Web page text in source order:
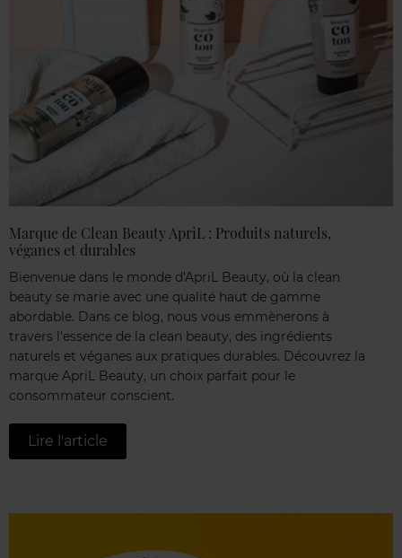
Marque de Clean Beauty ApriL : Produits naturels,
véganes et durables
Bienvenue dans le monde d'ApriL Beauty, où la clean
beauty se marie avec une qualité haut de gamme
abordable. Dans ce blog, nous vous emmènerons à
travers l'essence de la clean beauty, des ingrédients
naturels et véganes aux pratiques durables. Découvrez la
marque ApriL Beauty, un choix parfait pour le
consommateur conscient.
Lire l'article